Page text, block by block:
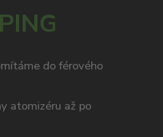
do férového
atomizéru až po